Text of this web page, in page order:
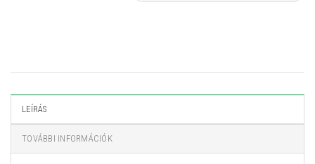
LEÍRÁS
TOVÁBBI INFORMÁCIÓK